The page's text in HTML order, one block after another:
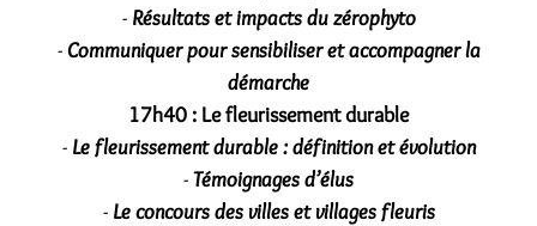
- Résultats et impacts du zérophyto
-Communiquer pour sensibiliser et accompagner la
démarche
17h40 : Le fleurissement durable
- Le fleurissement durable : définition et évolution
-Témoignages d’élus
- Le concours des villes et villages fleuris